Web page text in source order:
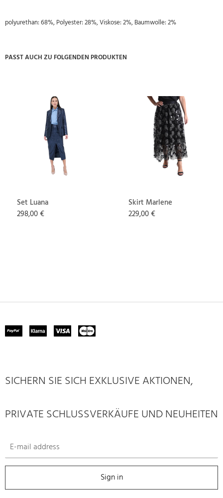
polyurethan: 68%, Polyester: 28%, Viskose: 2%, Baumwolle: 2%
PASST AUCH ZU FOLGENDEN PRODUKTEN
Set Luana
298,00 €
Skirt Marlene
229,00 €
SICHERN SIE SICH EXKLUSIVE AKTIONEN,
PRIVATE SCHLUSSVERKÄUFE UND NEUHEITEN
Sign in